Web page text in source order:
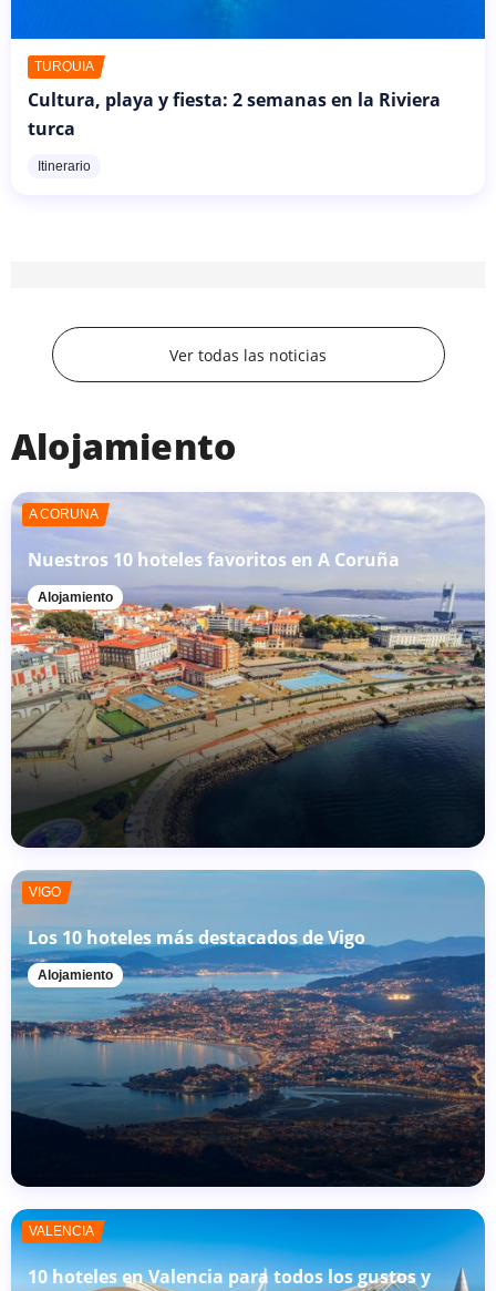
TURQUÍA
Cultura, playa y fiesta: 2 semanas en la Riviera
turca
Itinerario
Ver todas las noticias
Alojamiento
A CORUÑA
Nuestros 10 hoteles favoritos en A Coruña
Alojamiento
VIGO
Los 10 hoteles más destacados de Vigo
Alojamiento
VALENCIA
10 hoteles en Valencia para todos los gustos y